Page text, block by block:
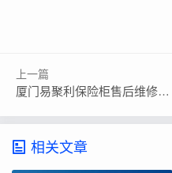
上一篇
厦门易聚利保险柜售后维修24小时电话全国
相关文章